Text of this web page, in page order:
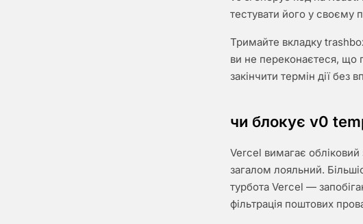
тестувати його у своєму
Тримайте вкладку
ви не переконаєтеся, що
закінчити термін дії без
чи блокує v0
Vercel вимагає обліковий
загалом лояльний.
турбота Vercel —
фільтрація поштових